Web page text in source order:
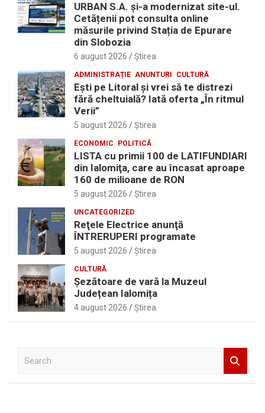
URBAN S.A. și-a modernizat site-ul.
Cetățenii pot consulta online
măsurile privind Stația de Epurare
din Slobozia
6 august 2026 Ştirea
ADMINISTRAȚIE ANUNTURI CULTURĂ
Eşti pe Litoral şi vrei să te distrezi
fără cheltuială? Iată oferta „În ritmul
Verii”
5 august 2026 Ştirea
ECONOMIC POLITICĂ
LISTA cu primii 100 de LATIFUNDIARI
din Ialomiţa, care au încasat aproape
160 de milioane de RON
5 august 2026 Ştirea
UNCATEGORIZED
Reţele Electrice anunţă
ÎNTRERUPERI programate
5 august 2026 Ştirea
CULTURĂ
Șezătoare de vară la Muzeul
Județean Ialomița
4 august 2026 Ştirea